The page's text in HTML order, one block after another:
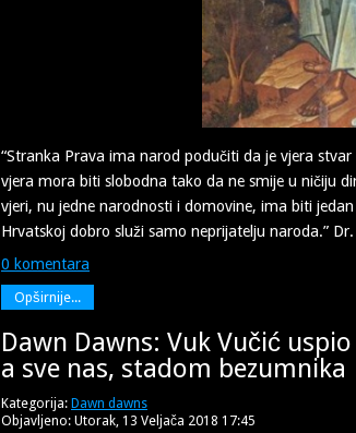
“Stranka Prava ima narod podučiti da je vjera
vjera mora biti slobodna tako da ne smije u ničiju
vjeri, nu jedne narodnosti i domovine, ima biti
Hrvatskoj dobro služi samo neprijatelju naroda.”
0 komentara
Opširnije...
Dawn Dawns: Vuk Vučić
a sve nas, stadom bezumnika
Kategorija: Dawn dawns
Objavljeno: Utorak, 13 Veljača 2018 17:45